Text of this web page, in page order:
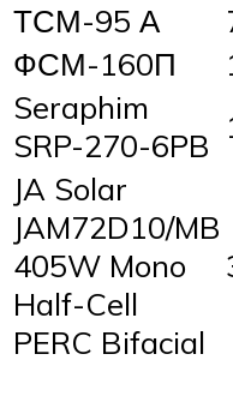
ТСМ-95 А
ФСМ-160П
Seraphim
SRP-270-6PB
JA Solar
JAM72D10/MB
405W Mono
Half-Cell
PERC Bifacial